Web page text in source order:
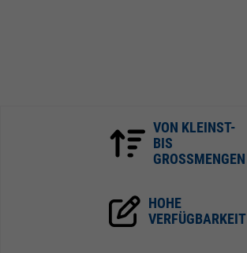
VON KLEINST-
BIS
GROSSMENGEN
HOHE
VERFÜGBARKEIT